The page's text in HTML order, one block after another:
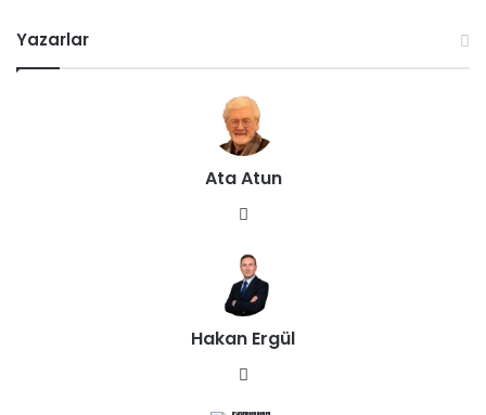
Yazarlar
Ata Atun
esi
Hakan Ergül